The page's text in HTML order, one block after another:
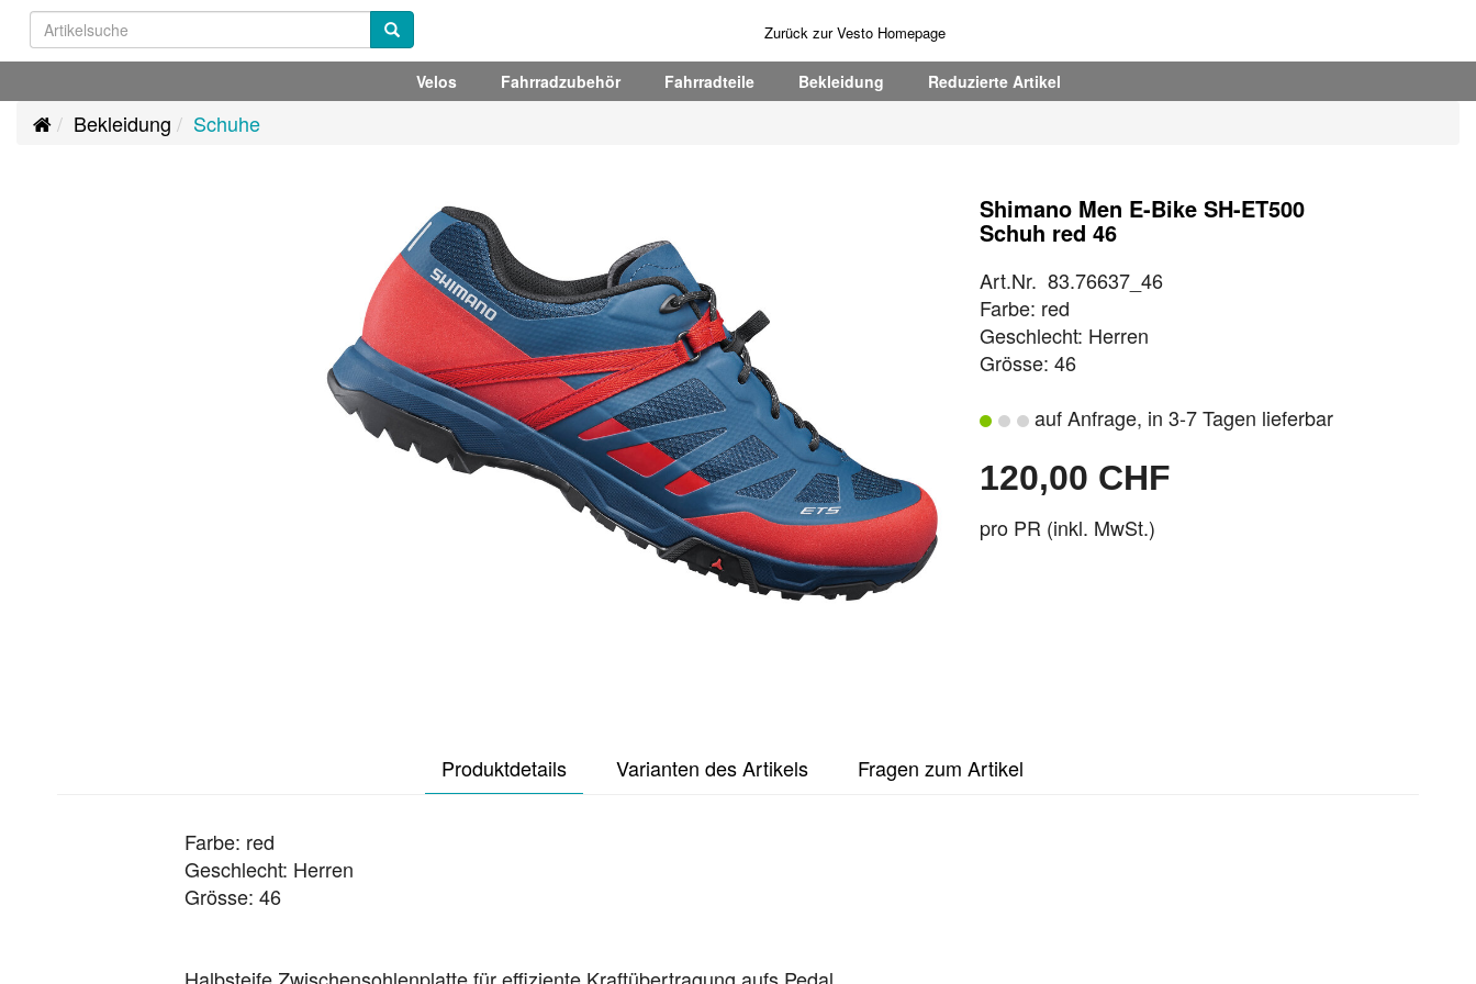
Zurück zur Vesto Homepage
Velos Fahrradzubehör Fahrradteile Bekleidung Reduzierte Artikel
Bekleidung Schuhe
Shimano Men E-Bike SH-ET500
Schuh red 46
Art.Nr. 83.76637_46
Farbe: red
Geschlecht: Herren
Grösse: 46
auf Anfrage, in 3-7 Tagen lieferbar
120,00 CHF
pro PR (inkl. MwSt.)
Produktdetails Varianten des Artikels Fragen zum Artikel
Farbe: red
Geschlecht: Herren
Grösse: 46